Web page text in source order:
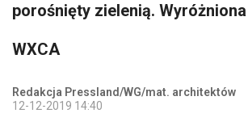
porośnięty zielenią.
WXCA
Redakcja Pressland/WG/mat. architektów
12-12-2019 14:40